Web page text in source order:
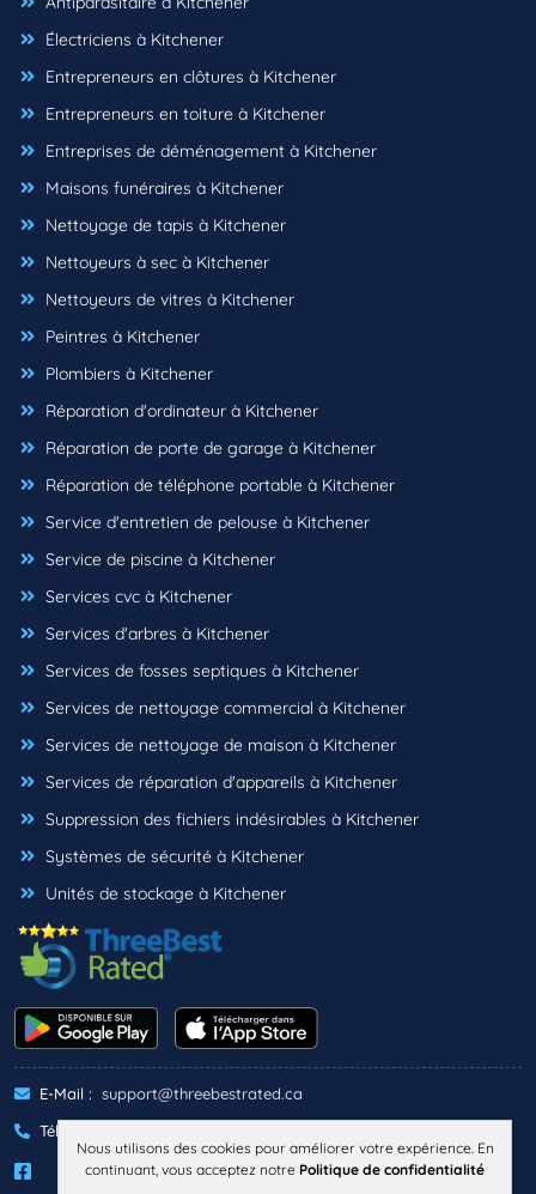
Électriciens à Kitchener
Entrepreneurs en clôtures à Kitchener
Entrepreneurs en toiture à Kitchener
Entreprises de déménagement à Kitchener
Maisons funéraires à Kitchener
Nettoyage de tapis à Kitchener
Nettoyeurs à sec à Kitchener
Nettoyeurs de vitres à Kitchener
Peintres à Kitchener
Plombiers à Kitchener
Réparation d'ordinateur à Kitchener
Réparation de porte de garage à Kitchener
Réparation de téléphone portable à Kitchener
Service d'entretien de pelouse à Kitchener
Service de piscine à Kitchener
Services cvc à Kitchener
Services d'arbres à Kitchener
Services de fosses septiques à Kitchener
Services de nettoyage commercial à Kitchener
Services de nettoyage de maison à Kitchener
Services de réparation d'appareils à Kitchener
Suppression des fichiers indésirables à Kitchener
Systèmes de sécurité à Kitchener
Unités de stockage à Kitchener
E-Mail : support@threebestrated.ca
Téléphone :
Nous utilisons des cookies pour améliorer votre expérience. En
continuant, vous acceptez notre Politique de confidentialité